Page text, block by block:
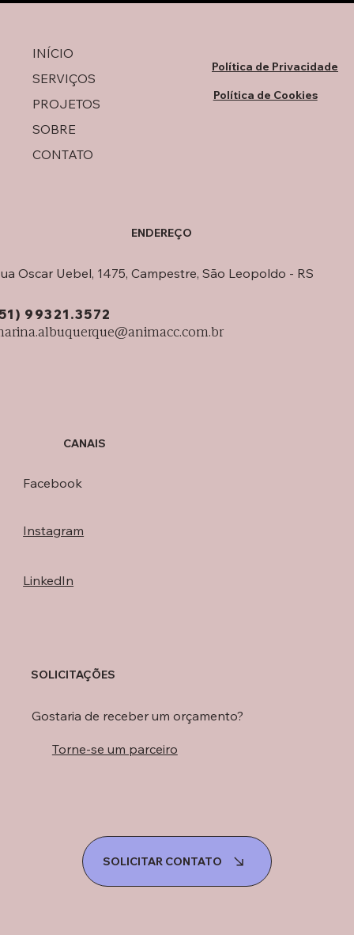
INÍCIO
SERVIÇOS
PROJETOS
SOBRE
CONTATO
Política de Privacidade
Política de Cookies
99321.3572
Oscar Uebel, 1475, Campestre, São Leopoldo - RS
ENDEREÇO
CANAIS
Facebook
Instagram
LinkedIn
SOLICITAÇÕES
Torne-se um parceiro
Gostaria de receber um orçamento?
SOLICITAR CONTATO